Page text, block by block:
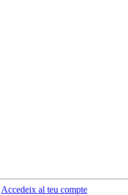
Accedeix al teu compte